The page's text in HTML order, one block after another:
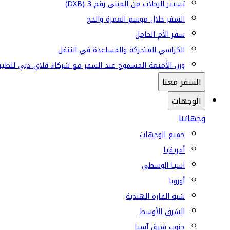
تسيير الرحلات من المبنى رقم 3 (DXB)
السفر خلال موسم العمرة والحج
سفر الأم الحامل
الكراسي المتحركة والمساعدة في التنقل
وزن الأمتعة المسموح عند السفر مع شركاء فلاي دبي
السفر معنا
الوجهات
وجهاتنا
جميع الوجهات
أفريقيا
آسيا الوسطى
أوروبا
شبه القارة الهندية
الشرق الأوسط
جنوب شرق آسيا